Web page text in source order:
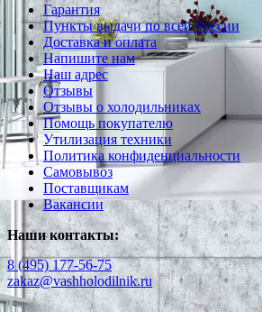
Гарантия
Пункты выдачи по всей России
Доставка и оплата
Напишите нам
Наш адрес
Отзывы
Отзывы о холодильниках
Помощь покупателю
Утилизация техники
Политика конфиденциальности
Самовывоз
Поставщикам
Вакансии
Наши контакты:
8 (495) 177-56-75
zakaz@vashholodilnik.ru